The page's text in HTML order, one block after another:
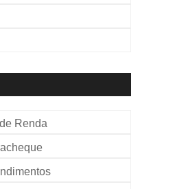
Renda